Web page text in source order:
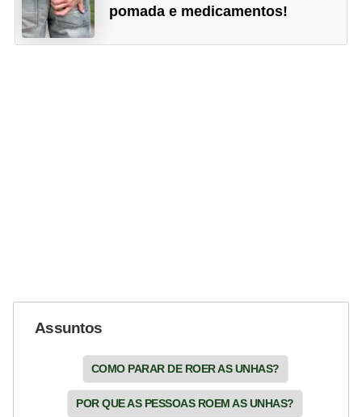
pomada e medicamentos!
Assuntos
COMO PARAR DE ROER AS UNHAS?
POR QUE AS PESSOAS ROEM AS UNHAS?